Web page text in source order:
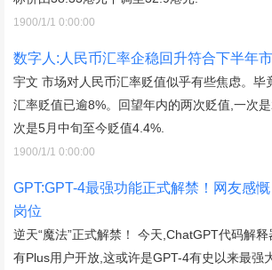
1900/1/1 0:00:00
数字人:人民币汇率企稳回升符合下半年
宇文 市场对人民币汇率贬值似乎有些焦虑。毕
汇率贬值已逾8%。回望年内的两次贬值,一次
次是5月中旬至今贬值4.4%.
1900/1/1 0:00:00
GPT:GPT-4最强功能正式解禁！网友感
岗位
逆天“魔法”正式解禁！ 今天,ChatGPT代码解
有Plus用户开放,这或许是GPT-4有史以来最强